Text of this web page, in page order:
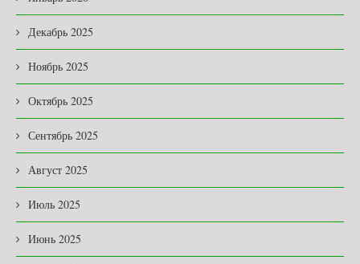
Декабрь 2025
Ноябрь 2025
Октябрь 2025
Сентябрь 2025
Август 2025
Июль 2025
Июнь 2025